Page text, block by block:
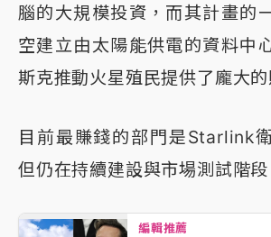
腦的大規模投資，而其計畫的
空建立由太陽能供電的資料中
斯克推動火星殖民提供了龐大的
目前最賺錢的部門是Starlink
但仍在持續建設與市場測試階段
編輯推薦